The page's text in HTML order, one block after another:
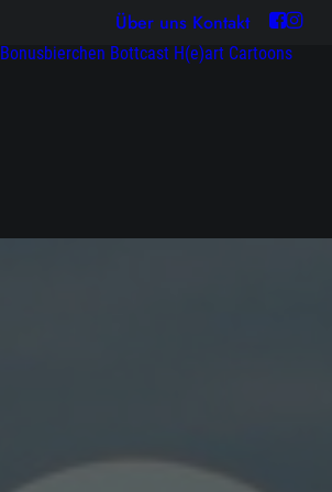
Über uns Kontakt
Bonusbierchen Bottcast H(e)art Cartoons